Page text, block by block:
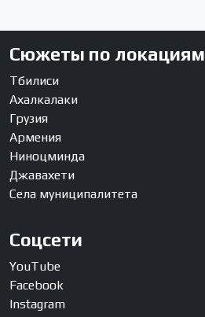
Сюжеты по локациям
Тбилиси
Ахалкалаки
Грузия
Армения
Ниноцминда
Джавахети
Села муниципалитета
Соцсети
YouTube
Facebook
Instagram